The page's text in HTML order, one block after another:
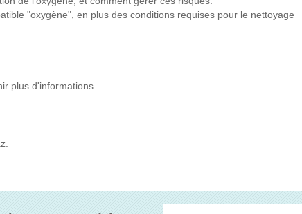
"oxygène", en plus des conditions requises pour le nettoyage
plus d'informations.